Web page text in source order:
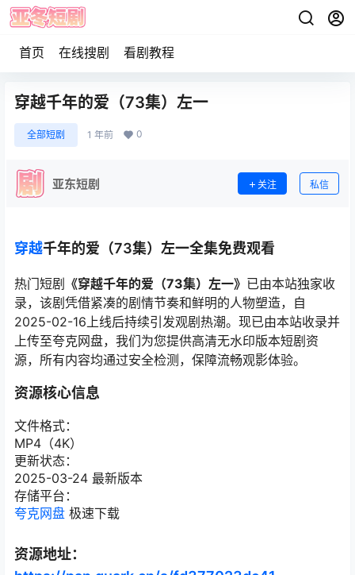
首页 在线搜剧 看剧教程
穿越千年的爱（73集）左一
全部短剧 1 年前 0
亚东短剧 关注 私信
穿越千年的爱（73集）左一全集免费观看
热门短剧 《穿越千年的爱（73集）左一》 已由本站独家收
录，该剧凭借紧凑的剧情节奏和鲜明的人物塑造，自
2025-02-16上线后持续引发观剧热潮。现已由本站收录并
上传至夸克网盘，我们为您提供高清无水印版本短剧资
源，所有内容均通过安全检测，保障流畅观影体验。
资源核心信息
文件格式：
MP4（4K）
更新状态：
2025-03-24 最新版本
存储平台：
夸克网盘 极速下载
资源地址：